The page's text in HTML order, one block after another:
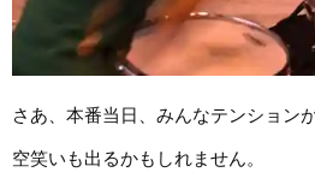
さあ、本番当日、みんなテンション
空笑いも出るかもしれません。